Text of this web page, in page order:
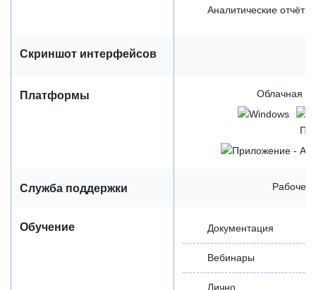
Аналитические отчёты
Скриншот интерфейсов
Платформы Облачная /
Служба поддержки Рабочее
Обучение Документация
Вебинары
Лично